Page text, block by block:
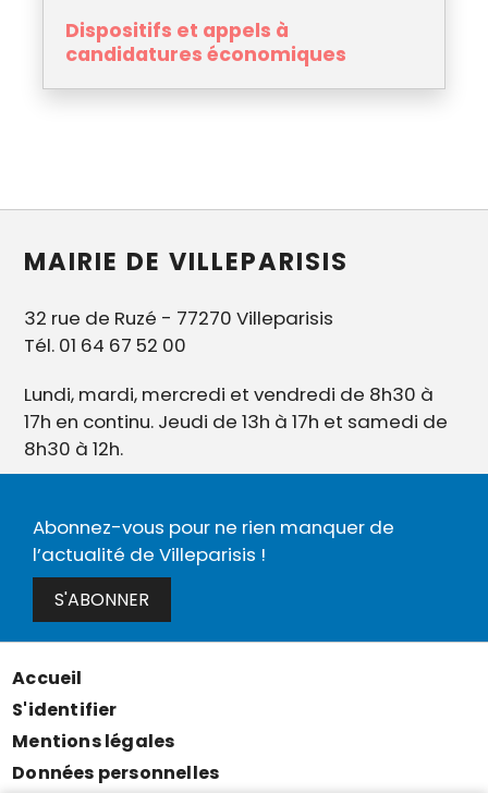
Dispositifs et appels à
candidatures économiques
MAIRIE DE VILLEPARISIS
32 rue de Ruzé - 77270 Villeparisis
Tél. 01 64 67 52 00
Lundi, mardi, mercredi et vendredi de 8h30 à
17h en continu. Jeudi de 13h à 17h et samedi de
8h30 à 12h.
Abonnez-vous pour ne rien manquer de
l’actualité de Villeparisis !
S'ABONNER
Menu
Pied
de
Accueil
S'identifier
Mentions légales
Données personnelles